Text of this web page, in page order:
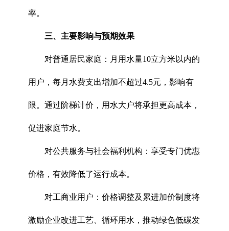
率。
三、主要影响与预期效果
对普通居民家庭：月用水量10立方米以内的
用户，每月水费支出增加不超过4.5元，影响有
限。通过阶梯计价，用水大户将承担更高成本，
促进家庭节水。
对公共服务与社会福利机构：享受专门优惠
价格，有效降低了运行成本。
对工商业用户：价格调整及累进加价制度将
激励企业改进工艺、循环用水，推动绿色低碳发